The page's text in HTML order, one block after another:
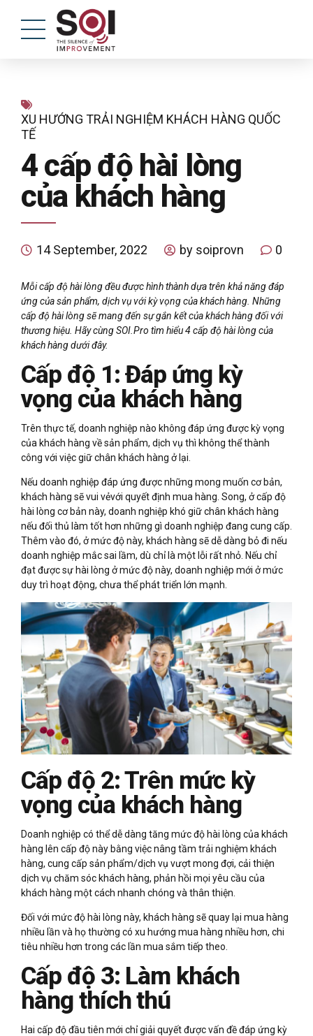
XU HƯỚNG TRẢI NGHIỆM KHÁCH HÀNG QUỐC
TẾ
4 cấp độ hài lòng
của khách hàng
14 September, 2022 by soiprovn 0
Mỗi cấp độ hài lòng đều được hình thành dựa trên khả năng đáp
ứng của sản phẩm, dịch vụ với kỳ vọng của khách hàng. Những
cấp độ hài lòng sẽ mang đến sự gắn kết của khách hàng đối với
thương hiệu. Hãy cùng SOI.Pro tìm hiểu 4 cấp độ hài lòng của
khách hàng dưới đây.
Cấp độ 1: Đáp ứng kỳ
vọng của khách hàng
Trên thực tế, doanh nghiệp nào không đáp ứng được kỳ vọng
của khách hàng về sản phẩm, dịch vụ thì không thể thành
công với việc giữ chân khách hàng ở lại.
Nếu doanh nghiệp đáp ứng được những mong muốn cơ bản,
khách hàng sẽ vui vẻvới quyết định mua hàng. Song, ở cấp độ
hài lòng cơ bản này, doanh nghiệp khó giữ chân khách hàng
nếu đối thủ làm tốt hơn những gì doanh nghiệp đang cung cấp.
Thêm vào đó, ở mức độ này, khách hàng sẽ dễ dàng bỏ đi nếu
doanh nghiệp mắc sai lầm, dù chỉ là một lỗi rất nhỏ. Nếu chỉ
đạt được sự hài lòng ở mức độ này, doanh nghiệp mới ở mức
duy trì hoạt động, chưa thể phát triển lớn mạnh.
Cấp độ 2: Trên mức kỳ
vọng của khách hàng
Doanh nghiệp có thể dễ dàng tăng mức độ hài lòng của khách
hàng lên cấp độ này bằng việc nâng tầm trải nghiệm khách
hàng, cung cấp sản phẩm/dịch vụ vượt mong đợi, cải thiện
dịch vụ chăm sóc khách hàng, phản hồi mọi yêu cầu của
khách hàng một cách nhanh chóng và thân thiện.
Đối với mức độ hài lòng này, khách hàng sẽ quay lại mua hàng
nhiều lần và họ thường có xu hướng mua hàng nhiều hơn, chi
tiêu nhiều hơn trong các lần mua sắm tiếp theo.
Cấp độ 3: Làm khách
hàng thích thú
Hai cấp độ đầu tiên mới chỉ giải quyết được vấn đề đáp ứng kỳ